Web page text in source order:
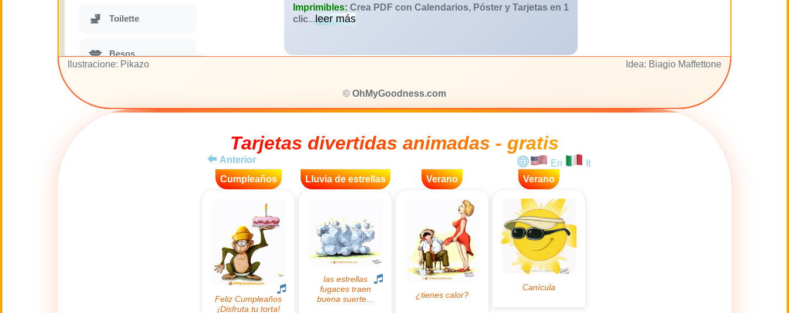
🚽 Toilette
💋 Besos
🏥
Imprimibles: Crea PDF con Calendarios, Póster y Tarjetas en 1
clic...leer más
Ilustracione: Pikazo Idea: Biagio Maffettone
© OhMyGoodness.com
Tarjetas divertidas animadas - gratis
Anterior En
It
Cumpleaños
Lluvia de estrellas Verano Verano